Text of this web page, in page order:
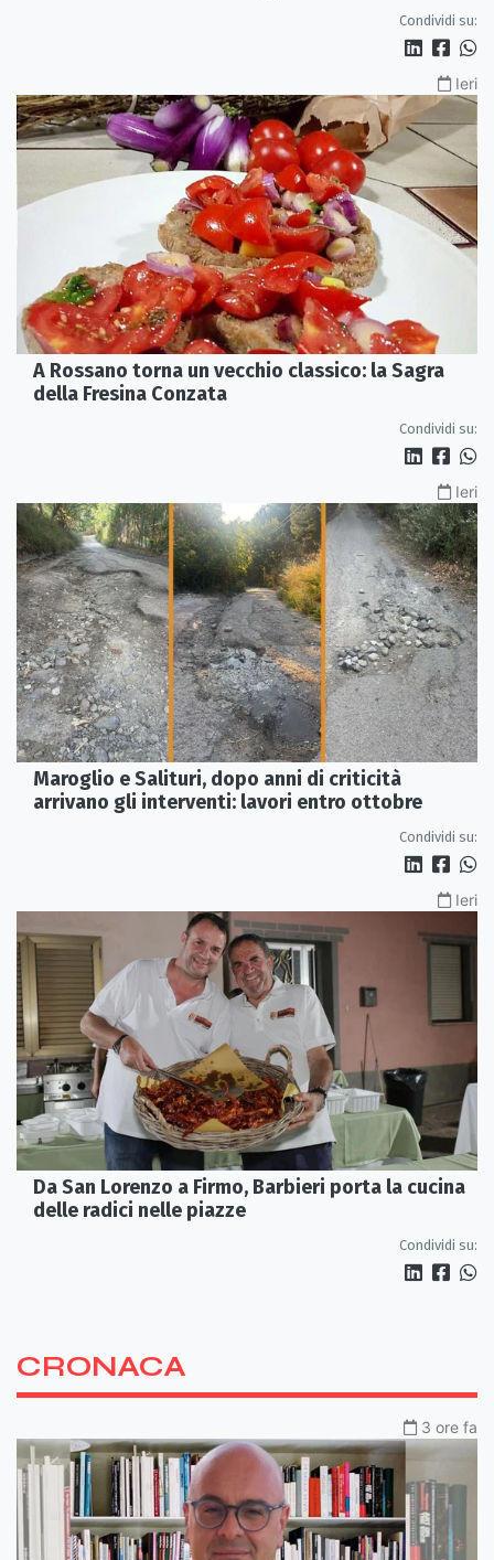
Condividi su:
Ieri
A Rossano torna un vecchio classico: la Sagra
della Fresina Conzata
Condividi su:
Ieri
Maroglio e Salituri, dopo anni di criticità
arrivano gli interventi: lavori entro ottobre
Condividi su:
Ieri
Da San Lorenzo a Firmo, Barbieri porta la cucina
delle radici nelle piazze
Condividi su:
CRONACA
3 ore fa